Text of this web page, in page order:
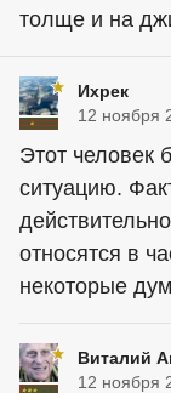
толще и на
Ихрек
12 ноября
Этот человек
ситуацию.
относятся в
некоторые
Виталий
12 ноября